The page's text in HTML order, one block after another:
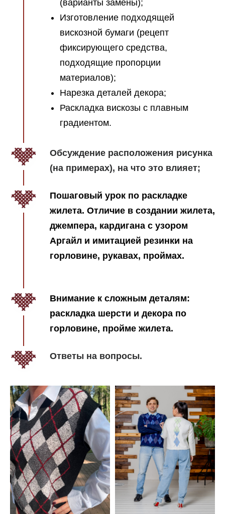
(варианты замены);
Изготовление подходящей
вискозной бумаги (рецепт
фиксирующего средства,
подходящие пропорции
материалов);
Нарезка деталей декора;
Раскладка вискозы с плавным
градиентом.
Обсуждение расположения рисунка
(на примерах), на что это влияет;
Пошаговый урок по раскладке
жилета. Отличие в создании жилета,
джемпера, кардигана с узором
Аргайл и имитацией резинки на
горловине, рукавах, проймах.
Внимание к сложным деталям:
раскладка шерсти и декора по
горловине, пройме жилета.
Ответы на вопросы.